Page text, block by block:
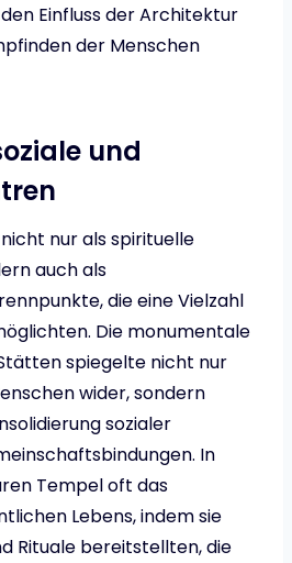
Einfluss der Architektur
der Menschen
und
nur als spirituelle
auch als
die eine Vielzahl
Die monumentale
spiegelte nicht nur
wider, sondern
sozialer
In
Tempel oft das
Lebens, indem sie
Rituale bereitstellten, die